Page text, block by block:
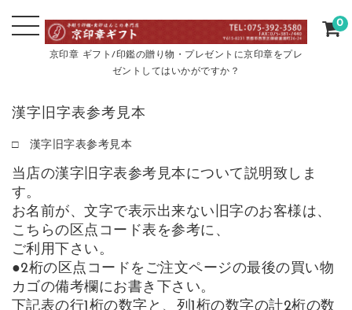
京印章 ギフト/印鑑の贈り物・プレゼントに京印章をプレ
ゼントしてはいかがですか？
0
漢字旧字表参考見本
□ 漢字旧字表参考見本
当店の漢字旧字表参考見本について説明致しま
す。
お名前が、文字で表示出来ない旧字のお客様は、
こちらの区点コード表を参考に、
ご利用下さい。
●2桁の区点コードをご注文ページの最後の買い物
カゴの備考欄にお書き下さい。
下記表の行1桁の数字と、列1桁の数字の計2桁の数